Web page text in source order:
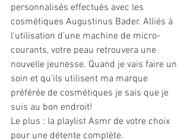
personnalisés effectués avec les
cosmétiques Augustinus Bader. Alliés à
l'utilisation d'une machine de micro-
courants, votre peau retrouvera une
nouvelle jeunesse. Quand je vais faire un
soin et qu'ils utilisent ma marque
préférée de cosmétiques je sais que je
suis au bon endroit!
Le plus : la playlist Asmr de votre choix
pour une détente complète.